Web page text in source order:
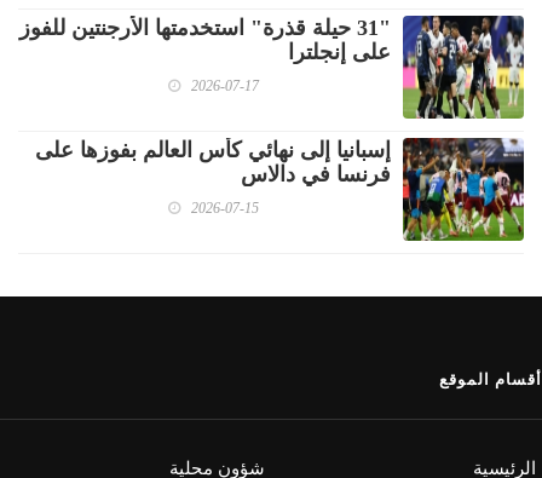
"31 حيلة قذرة" استخدمتها الأرجنتين للفوز
على إنجلترا
2026-07-17
إسبانيا إلى نهائي كأس العالم بفوزها على
فرنسا في دالاس
2026-07-15
أقسام الموقع
الرئيسية شؤون محلية